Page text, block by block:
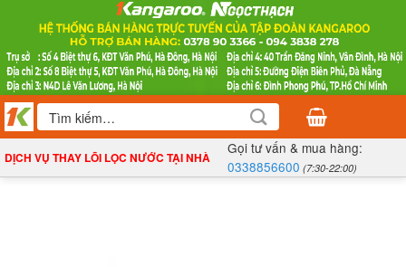
nội
dung
Tìm
kiếm:
DỊCH VỤ THAY LÕI LỌC NƯỚC TẠI NHÀ
Gọi tư vấn & mua hàng:
0338856600 (7:30-22:00)